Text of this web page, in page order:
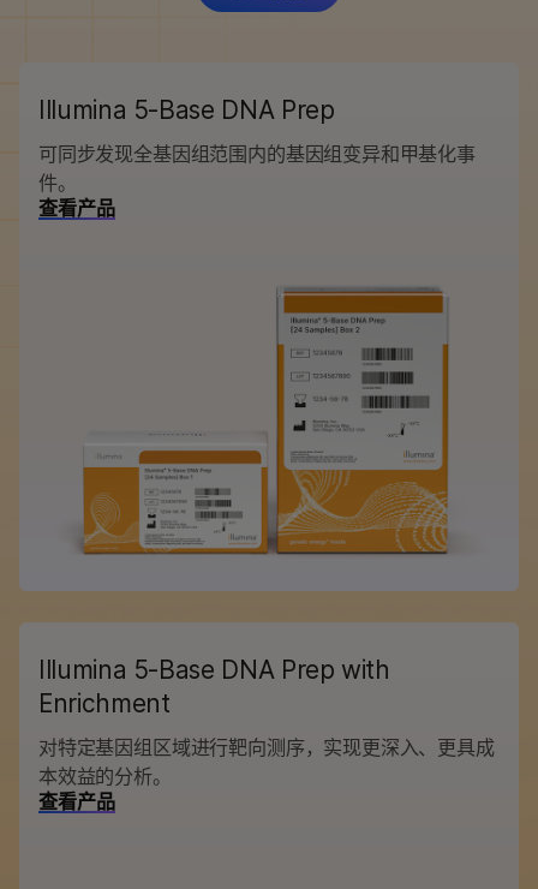
Illumina 5-Base DNA Prep
可同步发现全基因组范围内的基因组变异和甲基化事
件。
查看产品
Illumina 5-Base DNA Prep with
Enrichment
对特定基因组区域进行靶向测序，实现更深入、更具成
本效益的分析。
查看产品